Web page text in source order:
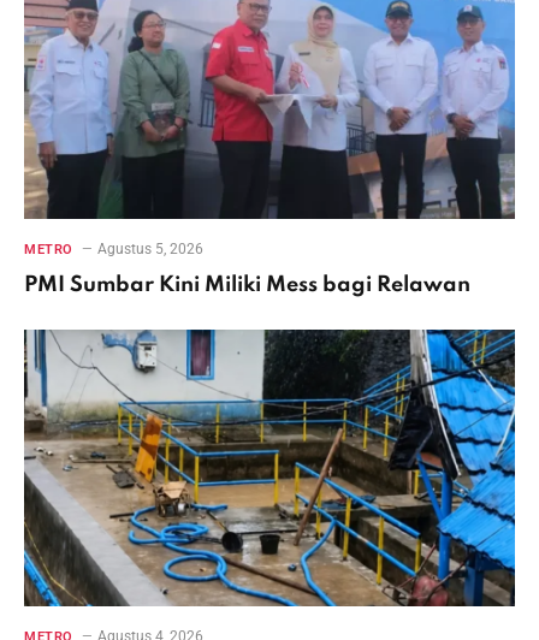
METRO Agustus 5, 2026
PMI Sumbar Kini Miliki Mess bagi Relawan
METRO Agustus 4, 2026